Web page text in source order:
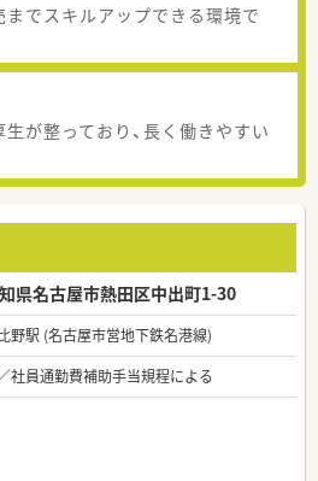
でスキルアップできる環境で
が整っており、長く働きやすい
県名古屋市熱田区中出町1-30
野駅 (名古屋市営地下鉄名港線)
社員通勤費補助手当規程による